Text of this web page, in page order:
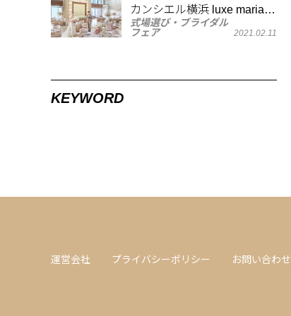
カンシエル横浜 luxe mariage
のフォトジェニックなスポッ
ト
式場選び・ブライダル
フェア
2021.02.11
KEYWORD
運営会社 プライバシーポリシー お問い合わせ